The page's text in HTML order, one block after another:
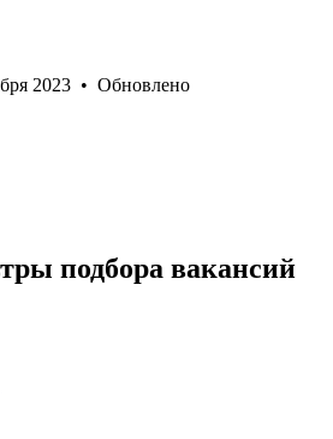
2023 • Обновлено
подбора вакансий